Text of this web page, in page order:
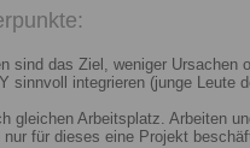
sind das Ziel, weniger Ursachen
integrieren (junge
Arbeitsplatz. Arbeiten
für dieses eine Projekt